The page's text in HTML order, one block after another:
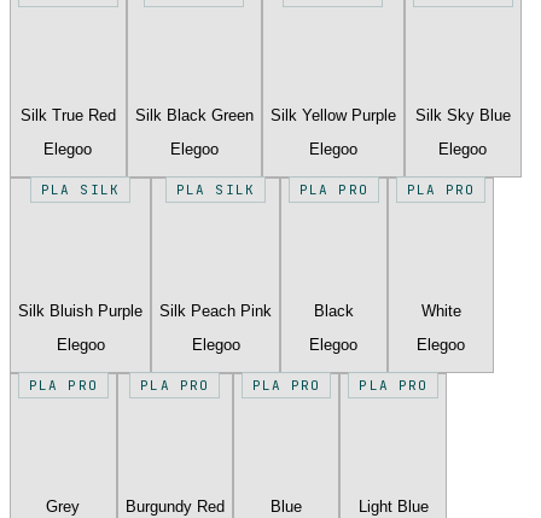
Silk True Red
Elegoo
Silk Black Green
Elegoo
Silk Yellow Purple
Elegoo
Silk Sky Blue
Elegoo
PLA SILK
Silk Bluish Purple
Elegoo
PLA SILK
Silk Peach Pink
Elegoo
PLA PRO
Black
Elegoo
PLA PRO
White
Elegoo
PLA PRO
Grey
PLA PRO
Burgundy Red
PLA PRO
Blue
PLA PRO
Light Blue